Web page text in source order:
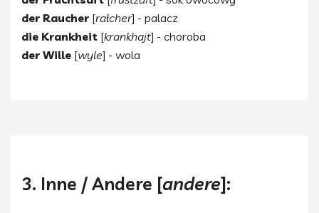
der Raucher [rałcher] - palacz
die Krankheit [krankhajt] - choroba
der Wille [wyle] - wola
3. Inne / Andere [andere]: